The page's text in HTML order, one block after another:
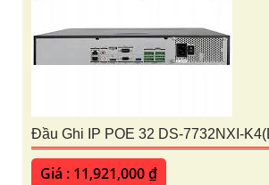
Đầu Ghi IP POE 32 DS-7732NXI-
Giá : 11,921,000 ₫